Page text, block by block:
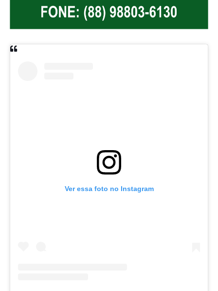
Ver essa foto no Instagram